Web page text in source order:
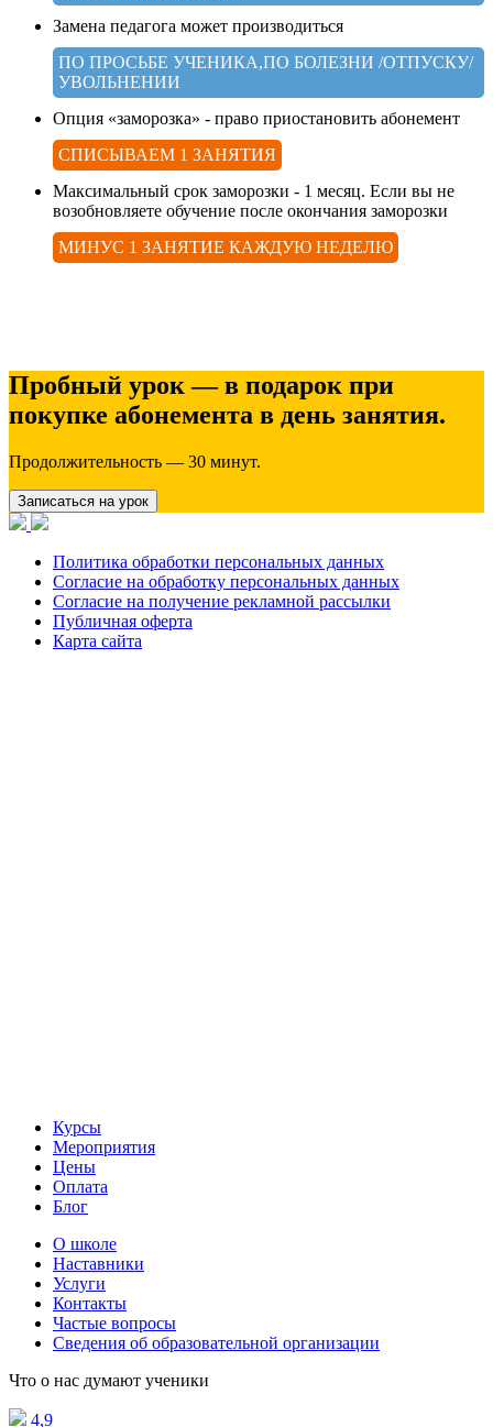
Замена педагога может производиться
ПО ПРОСЬБЕ УЧЕНИКА,ПО БОЛЕЗНИ /ОТПУСКУ/
УВОЛЬНЕНИИ
Опция «заморозка» - право приостановить абонемент
СПИСЫВАЕМ 1 ЗАНЯТИЯ
Максимальный срок заморозки - 1 месяц. Если вы не
возобновляете обучение после окончания заморозки
МИНУС 1 ЗАНЯТИЕ КАЖДУЮ НЕДЕЛЮ
Пробный урок — в подарок при
покупке абонемента в день занятия.
Продолжительность — 30 минут.
Записаться на урок
Политика обработки персональных данных
Согласие на обработку персональных данных
Согласие на получение рекламной рассылки
Публичная оферта
Карта сайта
Курсы
Мероприятия
Цены
Оплата
Блог
О школе
Наставники
Услуги
Контакты
Частые вопросы
Сведения об образовательной организации
Что о нас думают ученики
4,9